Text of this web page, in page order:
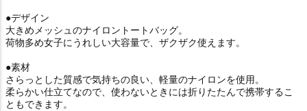
●デザイン
大きめメッシュのナイロントートバッグ。
荷物多め女子にうれしい大容量で、ザクザク使えます。
●素材
さらっとした質感で気持ちの良い、軽量のナイロンを使用。
柔らかい仕立てなので、使わないときには折りたたんで携帯するこ
ともできます。